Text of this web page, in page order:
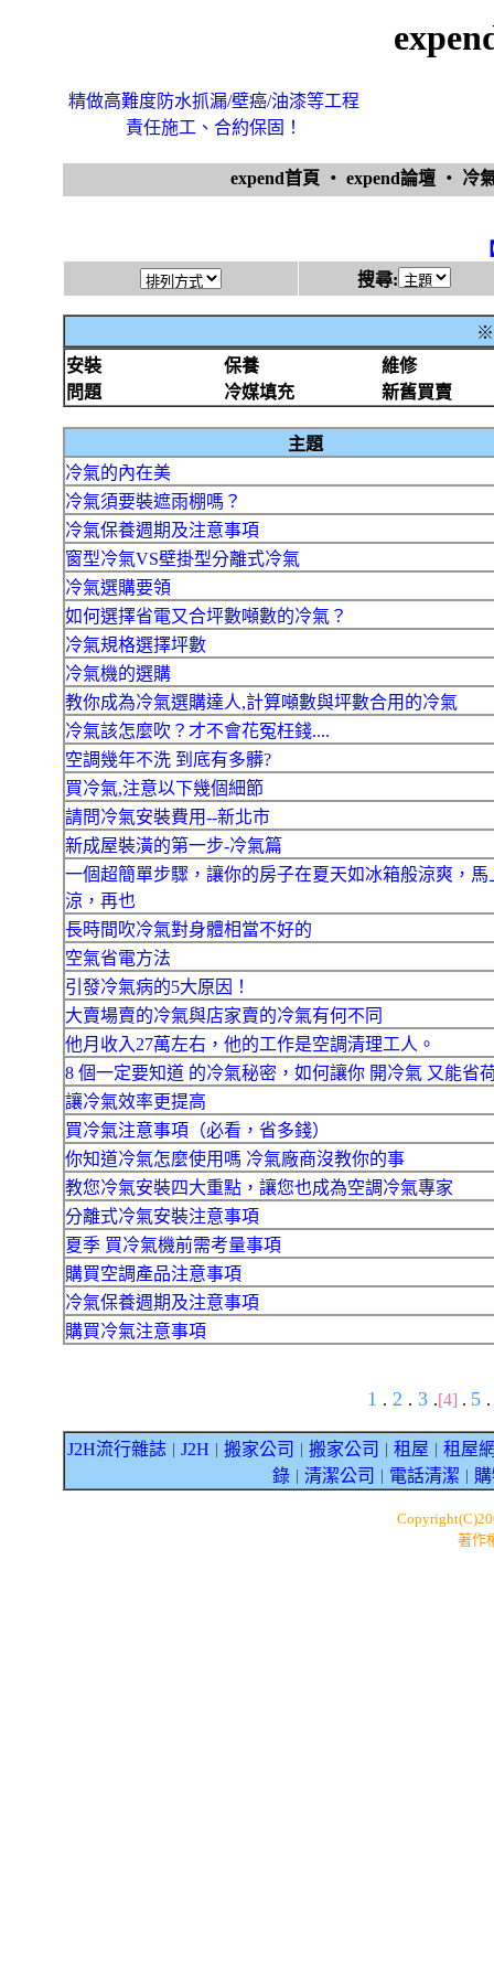
精做高難度防水抓漏/壁癌/油漆等工程
責任施工、合約保固！
expend首頁 ‧ expend論壇 ‧ 冷
搜尋:
※
安裝
保養
維修
問題
冷媒填充 新舊買賣
主題
冷氣的內在美
冷氣須要裝遮雨棚嗎？
冷氣保養週期及注意事項
窗型冷氣VS壁掛型分離式冷氣
冷氣選購要領
如何選擇省電又合坪數噸數的冷氣？
冷氣規格選擇坪數
冷氣機的選購
教你成為冷氣選購達人,計算噸數與坪數合用的冷氣
冷氣該怎麼吹？才不會花冤枉錢....
空調幾年不洗 到底有多髒?
買冷氣,注意以下幾個細節
請問冷氣安裝費用--新北市
新成屋裝潢的第一步-冷氣篇
一個超簡單步驟，讓你的房子在夏天如冰箱般涼爽，馬
涼，再也
長時間吹冷氣對身體相當不好的
空氣省電方法
引發冷氣病的5大原因！
大賣場賣的冷氣與店家賣的冷氣有何不同
他月收入27萬左右，他的工作是空調清理工人。
8 個一定要知道 的冷氣秘密，如何讓你 開冷氣 又能省
讓冷氣效率更提高
買冷氣注意事項（必看，省多錢）
你知道冷氣怎麼使用嗎 冷氣廠商沒教你的事
教您冷氣安裝四大重點，讓您也成為空調冷氣專家
分離式冷氣安裝注意事項
夏季 買冷氣機前需考量事項
購買空調產品注意事項
冷氣保養週期及注意事項
購買冷氣注意事項
1 . 2 . 3 .[4] . 5 .
J2H流行雜誌 J2H 搬家公司 搬家公司 租屋
租屋
錄｜ 清潔公司 電話清潔
著作